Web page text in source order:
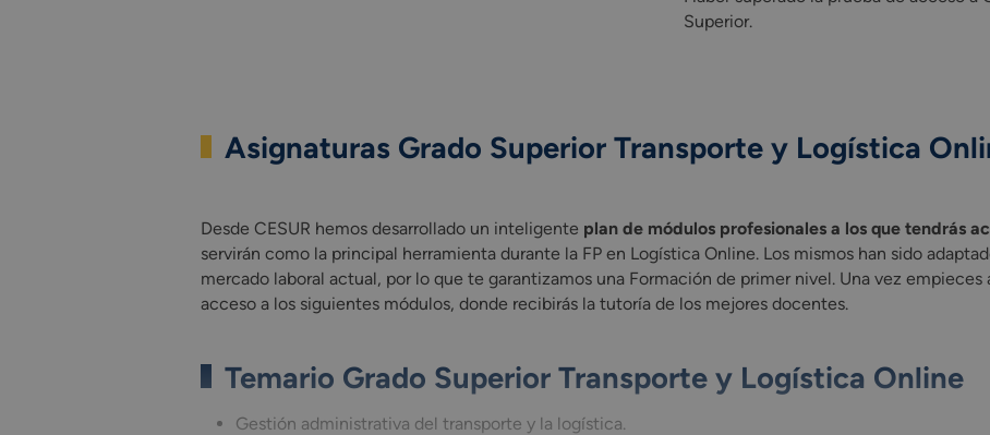
Superior.
Asignaturas Grado Superior Transporte y Logística
Desde CESUR hemos desarrollado un inteligente plan de módulos profesionales a los que tendrás
servirán como la principal herramienta durante la FP en Logística Online. Los mismos han sido
mercado laboral actual, por lo que te garantizamos una Formación de primer nivel. Una vez
acceso a los siguientes módulos, donde recibirás la tutoría de los mejores docentes.
Temario Grado Superior Transporte y Logística Online
Gestión administrativa del transporte y la logística.